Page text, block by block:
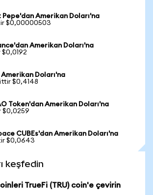
Amerikan Doları'na
$0,00000503
Amerikan Doları'na
$0,0192
Doları'na
$0,4148
Token'dan Amerikan Doları'na
$0,0259
CUBEs'dan Amerikan Doları'na
$0,0643
keşfedin
TrueFi (TRU) coin'e çevirin